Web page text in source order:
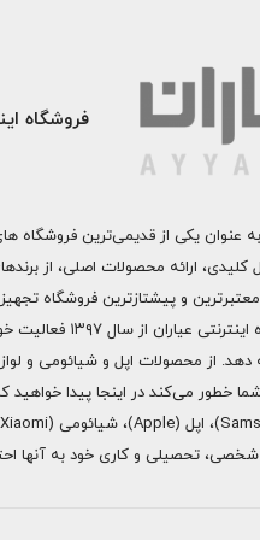
فروشگاه
عنوان یکی از قدیمی‌ترین فروشگاه
کلیدی، ارائه محصولات اصلی، از
و پیشتازترین فروشگاه
دیجیتال
خطور می‌کند در اینجا پیدا خواهید
شخصی، تحصیلی و کاری خود به آنها